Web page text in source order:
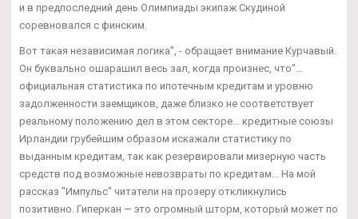
и в предпоследний день Олимпиады экипаж Скудиной
соревновался с финским.
Вот такая независимая логика", - обращает внимание Курчавый.
Он буквально ошарашил весь зал, когда произнес, что"…
официальная статистика по ипотечным кредитам и уровню
задолженности заемщиков, даже близко не соответствует
реальному положению дел в этом секторе… кредитные союзы
Ирландии грубейшим образом искажали статистику по
выданным кредитам, так как резервировали мизерную часть
средств под возможные невозвраты по кредитам... На мой
рассказ "Импульс" читатели на прозеру откликнулись
позитивно. Гиперкан — это огромный шторм, который может по